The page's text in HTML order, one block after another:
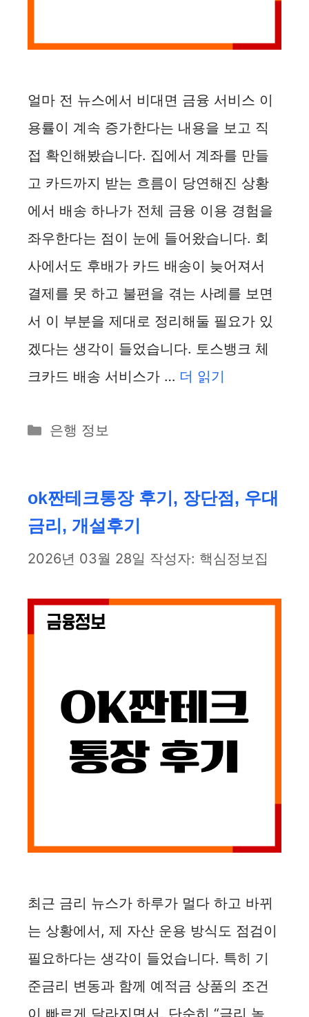
얼마 전 뉴스에서 비대면 금융 서비스 이
용률이 계속 증가한다는 내용을 보고 직
접 확인해봤습니다. 집에서 계좌를 만들
고 카드까지 받는 흐름이 당연해진 상황
에서 배송 하나가 전체 금융 이용 경험을
좌우한다는 점이 눈에 들어왔습니다. 회
사에서도 후배가 카드 배송이 늦어져서
결제를 못 하고 불편을 겪는 사례를 보면
서 이 부분을 제대로 정리해둘 필요가 있
겠다는 생각이 들었습니다. 토스뱅크 체
크카드 배송 서비스가 … 더 읽기
카
리
은행 정보
ok짠테크통장 후기, 장단점, 우대
금리, 개설후기
2026년 03월 28일 작성자: 핵심정보집
최근 금리 뉴스가 하루가 멀다 하고 바뀌
는 상황에서, 제 자산 운용 방식도 점검이
필요하다는 생각이 들었습니다. 특히 기
준금리 변동과 함께 예적금 상품의 조건
이 빠르게 달라지면서, 단순히 “금리 높